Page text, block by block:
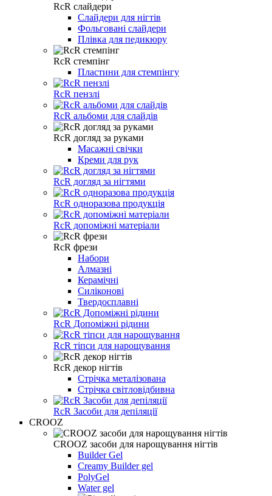
RcR слайдери
Слайдери для нігтів
Фольговані слайдери
Плівка для педикюру
RcR стемпінг
Пластини для стемпінгу
RcR пензлі
RcR альбоми для слайдів
RcR догляд за руками
Масажні свічки
Креми для рук
RcR догляд за нігтями
RcR одноразова продукція
RcR допоміжні матеріали
RcR фрези
Набори
Алмазні
Керамічні
Силіконові
Твердосплавні
RcR Допоміжні рідини
RcR тіпси для нарощування
RcR декор нігтів
Стрічка металізована
Стрічка світловідбивна
RcR Засоби для депіляції
CROOZ
CROOZ засоби для нарощування нігтів
Builder Gel
Creamy Builder gel
PolyGel
Water gel